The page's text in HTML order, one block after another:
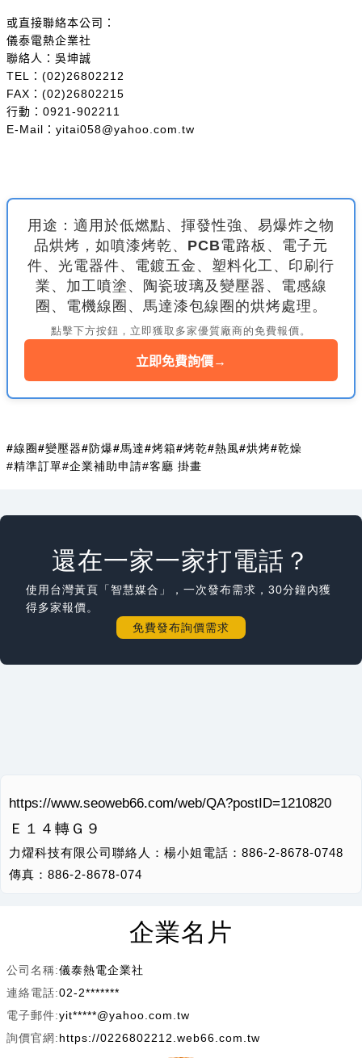
或直接聯絡本公司：
儀泰電熱企業社
聯絡人：吳坤誠
TEL ： (02)26802212
FAX ： (02)26802215
行動： 0921-902211
E-Mail ： yitai058@yahoo.com.tw
用途：適用於低燃點、揮發性強、易爆炸之物
品烘烤，如噴漆烤乾、PCB電路板、電子元
件、光電器件、電鍍五金、塑料化工、印刷行
業、加工噴塗、陶瓷玻璃及變壓器、電感線
圈、電機線圈、馬達漆包線圈的烘烤處理。
點擊下方按鈕，立即獲取多家優質廠商的免費報價。
立即免費詢價→
#線圈#變壓器#防爆#馬達#烤箱#烤乾#熱風#烘烤#乾燥
#精準訂單#企業補助申請#客廳 掛畫
還在一家一家打電話？
使用台灣黃頁「智慧媒合」，一次發布需求，30分鐘內獲
得多家報價。
免費發布詢價需求
https://www.seoweb66.com/web/QA?postID=1210820
Ｅ１４轉Ｇ９
力燿科技有限公司聯絡人：楊小姐電話：886-2-8678-0748
傳真：886-2-8678-074
企業名片
公司名稱:儀泰熱電企業社
連絡電話:02-2*******
電子郵件:yit*****@yahoo.com.tw
詢價官網:https://0226802212.web66.com.tw